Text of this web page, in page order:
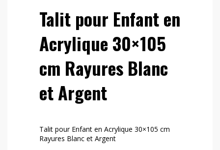
Talit pour Enfant en
Acrylique 30×105
cm Rayures Blanc
et Argent
Talit pour Enfant en Acrylique 30×105 cm
Rayures Blanc et Argent